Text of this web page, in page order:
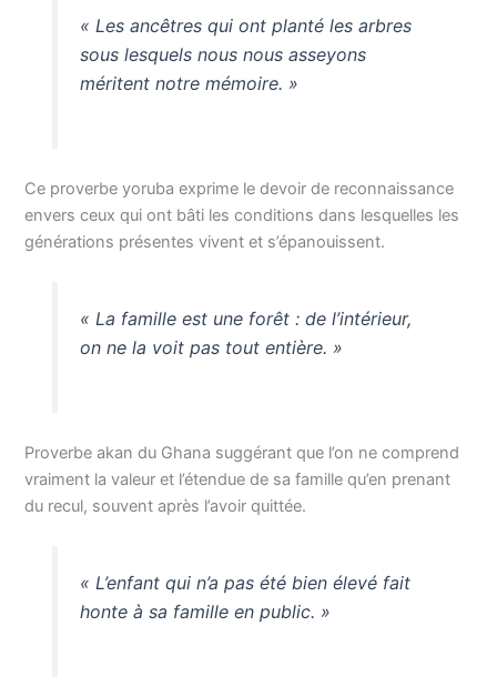
« Les ancêtres qui ont planté les arbres
sous lesquels nous nous asseyons
méritent notre mémoire. »
Ce proverbe yoruba exprime le devoir de reconnaissance
envers ceux qui ont bâti les conditions dans lesquelles les
générations présentes vivent et s’épanouissent.
« La famille est une forêt : de l’intérieur,
on ne la voit pas tout entière. »
Proverbe akan du Ghana suggérant que l’on ne comprend
vraiment la valeur et l’étendue de sa famille qu’en prenant
du recul, souvent après l’avoir quittée.
« L’enfant qui n’a pas été bien élevé fait
honte à sa famille en public. »